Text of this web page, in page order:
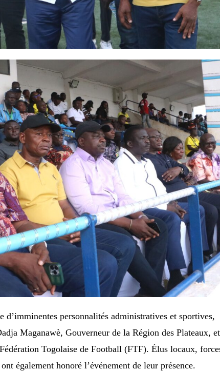
d’imminentes personnalités administratives et sportives,
Maganawè, Gouverneur de la Région des Plateaux, et
Togolaise de Football (FTF). Élus locaux,
également honoré l’événement de leur présence.